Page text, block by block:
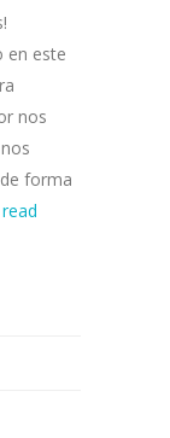
en este
nos
forma
read